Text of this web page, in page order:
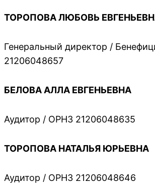
ТОРОПОВА ЛЮБОВЬ
Генеральный директор /
21206048657
БЕЛОВА АЛЛА ЕВГЕНЬЕВНА
Аудитор / ОРНЗ 21206048635
ТОРОПОВА НАТАЛЬЯ ЮРЬЕВНА
Аудитор / ОРНЗ 21206048646